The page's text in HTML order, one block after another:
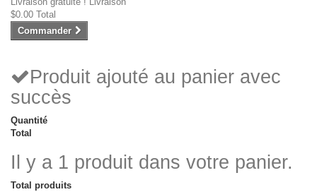
$0.00 Total
Commander
Produit ajouté au panier avec
succès
Quantité
Total
Il y a 1 produit dans votre panier.
Total produits